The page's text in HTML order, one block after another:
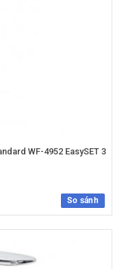
So sánh
WF-4952 EasySET 3